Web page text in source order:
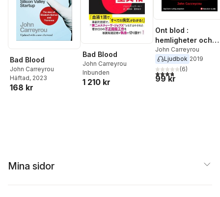
Bad Blood
John Carreyrou
Häftad, 2023
168 kr
Bad Blood
John Carreyrou
Inbunden
1 210 kr
Ont blod :
hemligheter och
lögner i Silicon
Valley
John Carreyrou
Ljudbok 2019
3,8utav 5 stjärnor.
(6)
99 kr
Mina sidor